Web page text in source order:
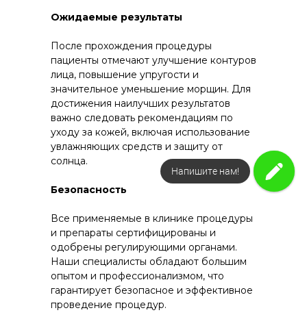
Ожидаемые результаты
После прохождения процедуры
пациенты отмечают улучшение контуров
лица, повышение упругости и
значительное уменьшение морщин. Для
достижения наилучших результатов
важно следовать рекомендациям по
уходу за кожей, включая использование
увлажняющих средств и защиту от
солнца.
Безопасность
Все применяемые в клинике процедуры
и препараты сертифицированы и
одобрены регулирующими органами.
Наши специалисты обладают большим
опытом и профессионализмом, что
гарантирует безопасное и эффективное
проведение процедур.
Напишите нам!